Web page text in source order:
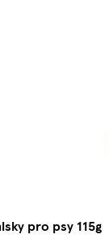
pro psy 115g